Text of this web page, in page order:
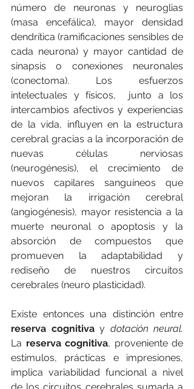
número de neuronas y neuroglias
(masa encefálica), mayor densidad
dendrítica (ramificaciones sensibles de
cada neurona) y mayor cantidad de
sinapsis o conexiones neuronales
(conectoma). Los esfuerzos
intelectuales y físicos,  junto a los
intercambios afectivos y experiencias
de la vida, influyen en la estructura
cerebral gracias a la incorporación de
nuevas células nerviosas
(neurogénesis), el crecimiento de
nuevos capilares sanguíneos que
mejoran la irrigación cerebral
(angiogénesis), mayor resistencia a la
muerte neuronal o apoptosis y la
absorción de compuestos que
promueven la adaptabilidad y
rediseño de nuestros circuitos
cerebrales (neuro plasticidad).
reserva cognitiva y dotación neural.
La reserva cognitiva, proveniente de
estímulos, prácticas e impresiones,
implica variabilidad funcional a nivel